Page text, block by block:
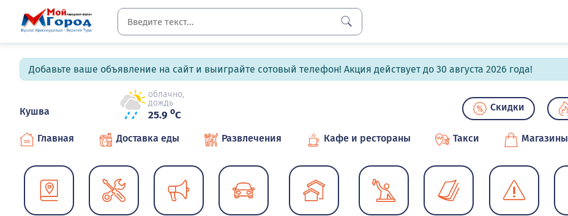
Добавьте ваше объявление на сайт и выиграйте сотовый телефон! Акция действует до 30 августа 2026 года!
Кушва
облачно,
дождь
25.9 oC
Скидки
Главная Доставка еды Развлечения Кафе и рестораны Такси Магазины